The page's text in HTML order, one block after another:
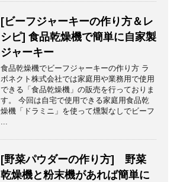
[ビーフジャーキーの作り方＆レ
シピ] 食品乾燥機で簡単に自家製
ジャーキー
食品乾燥機でビーフジャーキーの作り方 ラ
ボネクト株式会社では家庭用や業務用で使用
できる「食品乾燥機」の販売を行っておりま
す。 今回は自宅で使用できる家庭用食品乾
燥機「ドラミニ」を使って燻製なしでビーフ
...
[野菜パウダーの作り方] 野菜
乾燥機と粉末機があれば簡単に